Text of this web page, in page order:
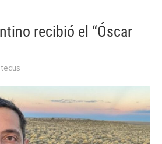
recibió el “Óscar